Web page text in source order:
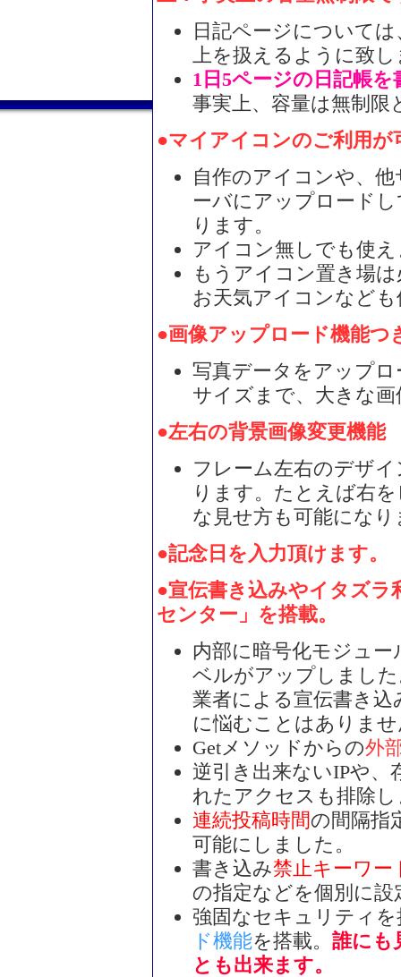
日記ページについて
上を扱えるように致
1日5ページの日記帳
事実上、容量は無制
●マイアイコンのご利用が
自作のアイコンや、
ーバにアップロード
ります。
アイコン無しでも使
もうアイコン置き場
お天気アイコンなど
●画像アップロード機能つ
写真データをアップロ
サイズまで、大きな
●左右の背景画像変更機能
フレーム左右のデザ
ります。たとえば右
な見せ方も可能になり
●記念日を入力頂けます。
●宣伝書き込みやイタズ
センター」を搭載。
内部に暗号化モジュ
ベルがアップしまし
業者による宣伝書き
に悩むことはありま
Getメソッドからの外
逆引き出来ないIPや
れたアクセスも排除
連続投稿時間の間隔指
可能にしました。
書き込み禁止キーワー
の指定などを個別に設
強固なセキュリティを
ド機能を搭載。 誰にも
とも出来ます。